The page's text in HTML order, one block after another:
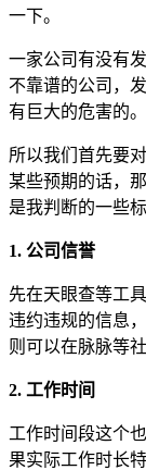
一下。
一家公司有没有
不靠谱的公司，
有巨大的危害的。
所以我们首先要
某些预期的话，
是我判断的一些标
1. 公司信誉
先在天眼查等工
违约违规的信息
则可以在脉脉等
2. 工作时间
工作时间段这个
果实际工作时长